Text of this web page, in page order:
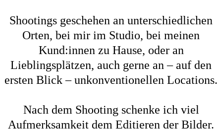
Shootings geschehen an unterschiedlichen
Orten, bei mir im Studio, bei meinen
Kund:innen zu Hause, oder an
Lieblingsplätzen, auch gerne an – auf den
ersten Blick – unkonventionellen Locations.
Nach dem Shooting schenke ich viel
Aufmerksamkeit dem Editieren der Bilder.